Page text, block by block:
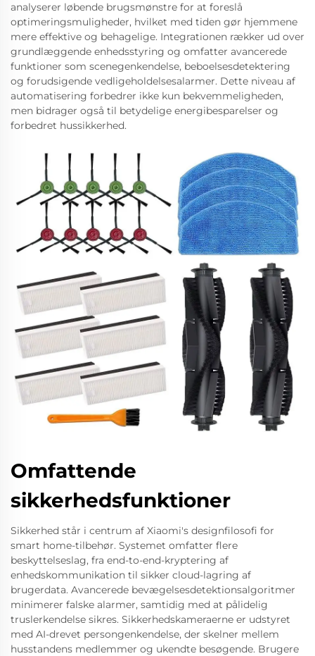
analyserer løbende brugsmønstre for at foreslå
optimeringsmuligheder, hvilket med tiden gør hjemmene
mere effektive og behagelige. Integrationen rækker ud over
grundlæggende enhedsstyring og omfatter avancerede
funktioner som scenegenkendelse, beboelsesdetektering
og forudsigende vedligeholdelsesalarmer. Dette niveau af
automatisering forbedrer ikke kun bekvemmeligheden,
men bidrager også til betydelige energibesparelser og
forbedret hussikkerhed.
Omfattende
sikkerhedsfunktioner
Sikkerhed står i centrum af Xiaomi's designfilosofi for
smart home-tilbehør. Systemet omfatter flere
beskyttelseslag, fra end-to-end-kryptering af
enhedskommunikation til sikker cloud-lagring af
brugerdata. Avancerede bevægelsesdetektionsalgoritmer
minimerer falske alarmer, samtidig med at pålidelig
truslerkendelse sikres. Sikkerhedskameraerne er udstyret
med AI-drevet persongenkendelse, der skelner mellem
husstandens medlemmer og ukendte besøgende. Brugere